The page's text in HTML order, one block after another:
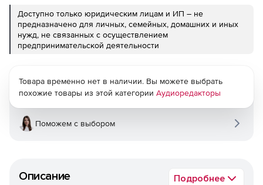
Доступно только юридическим лицам и ИП – не
предназначено для личных, семейных, домашних и иных
нужд, не связанных с осуществлением
предпринимательской деятельности
Описание Подробнее
Товара временно нет в наличии. Вы можете выбрать
похожие товары из этой категории Аудиоредакторы
Поможем с выбором